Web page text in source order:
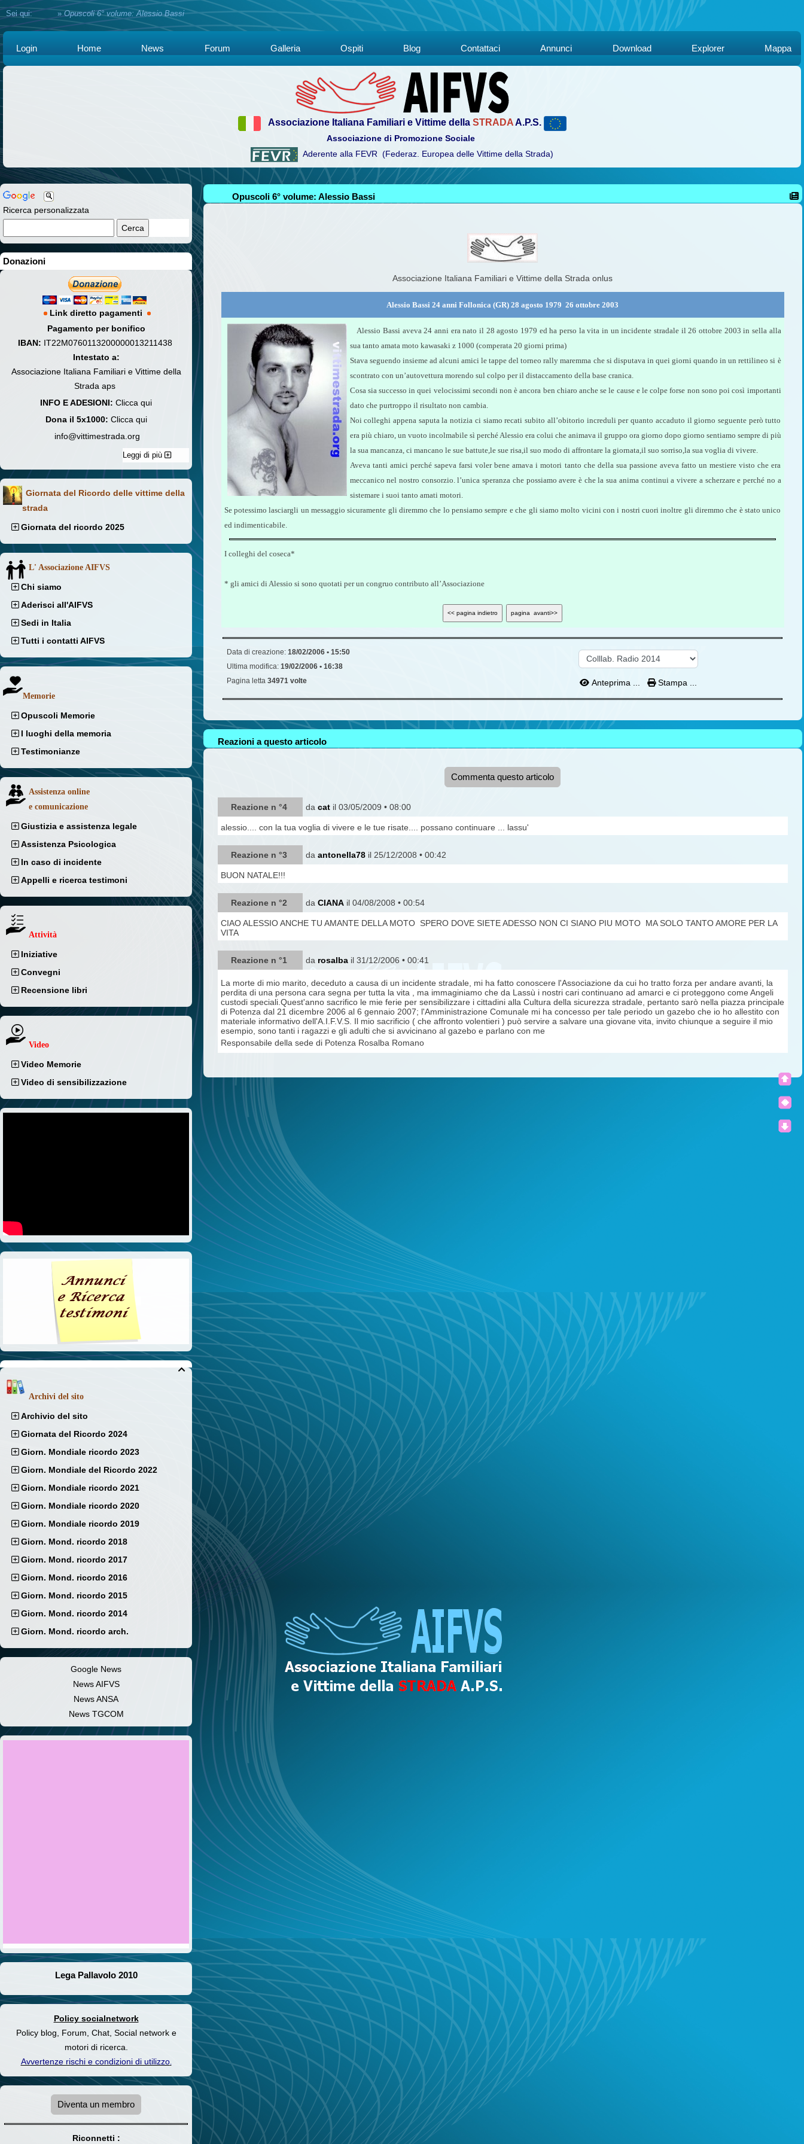
Sei qui:Home »Opuscoli 6° volume: Alessio Bassi
Login Home News Forum Galleria Ospiti Blog Contattaci Annunci Download Explorer Mappa
Associazione Italiana Familiari e Vittime della STRADAA.P.S.
Associazione di Promozione Sociale
Aderente alla FEVR (Federaz. Europea delle Vittime della Strada)
Ricerca personalizzata
Donazioni
Link diretto pagamenti
Pagamento per bonifico
IBAN: IT22M0760113200000013211438
Intestato a:
Associazione Italiana Familiari e Vittime della
Strada aps
INFO E ADESIONI: Clicca qui
Dona il 5x1000: Clicca qui
info@vittimestrada.org
Leggi di più
Giornata del Ricordo delle vittime della
strada
Giornata del ricordo 2025
L' Associazione AIFVS
Chi siamo
Aderisci all'AIFVS
Sedi in Italia
Tutti i contatti AIFVS
Memorie
Opuscoli Memorie
I luoghi della memoria
Testimonianze
Assistenza online
e comunicazione
Giustizia e assistenza legale
Assistenza Psicologica
In caso di incidente
Appelli e ricerca testimoni
Attività
Iniziative
Convegni
Recensione libri
Video
Video Memorie
Video di sensibilizzazione

Archivi del sito
Archivio del sito
Giornata del Ricordo 2024
Giorn. Mondiale ricordo 2023
Giorn. Mondiale del Ricordo 2022
Giorn. Mondiale ricordo 2021
Giorn. Mondiale ricordo 2020
Giorn. Mondiale ricordo 2019
Giorn. Mond. ricordo 2018
Giorn. Mond. ricordo 2017
Giorn. Mond. ricordo 2016
Giorn. Mond. ricordo 2015
Giorn. Mond. ricordo 2014
Giorn. Mond. ricordo arch.
Google News
News AIFVS
News ANSA
News TGCOM
Lega Pallavolo 2010
Policy socialnetwork
Policy blog, Forum, Chat, Social network e
motori di ricerca.
Avvertenze rischi e condizioni di utilizzo.
Diventa un membro
Riconnetti :
Opuscoli 6° volume: Alessio Bassi
Associazione Italiana Familiari e Vittime della Strada onlus
Alessio Bassi 24 anni Follonica (GR) 28 agosto 1979  26 ottobre 2003
Alessio Bassi aveva 24 anni era nato il 28 agosto 1979 ed ha perso la vita in un incidente stradale il 26 ottobre 2003 in sella alla
sua tanto amata moto kawasaki z 1000 (comperata 20 giorni prima)
Stava seguendo insieme ad alcuni amici le tappe del torneo rally maremma che si disputava in quei giorni quando in un rettilineo si è
scontrato con un’autovettura morendo sul colpo per il distaccamento della base cranica.
Cosa sia successo in quei velocissimi secondi non è ancora ben chiaro anche se le cause e le colpe forse non sono poi così importanti
dato che purtroppo il risultato non cambia.
Noi colleghi appena saputa la notizia ci siamo recati subito all’obitorio increduli per quanto accaduto il giorno seguente però tutto
era più chiaro, un vuoto incolmabile sì perché Alessio era colui che animava il gruppo ora giorno dopo giorno sentiamo sempre di più
la sua mancanza, ci mancano le sue battute,le sue risa,il suo modo di affrontare la giornata,il suo sorriso,la sua voglia di vivere.
Aveva tanti amici perché sapeva farsi voler bene amava i motori tanto che della sua passione aveva fatto un mestiere visto che era
meccanico nel nostro consorzio. l’unica speranza che possiamo avere è che la sua anima continui a vivere a scherzare e perché no a
sistemare i suoi tanto amati motori.
Se potessimo lasciargli un messaggio sicuramente gli diremmo che lo pensiamo sempre e che gli siamo molto vicini con i nostri cuori inoltre gli diremmo che è stato unico
ed indimenticabile.
I colleghi del coseca*
* gli amici di Alessio si sono quotati per un congruo contributo all’Associazione
Data di creazione: 18/02/2006 • 15:50
Ultima modifica: 19/02/2006 • 16:38
Pagina letta 34971 volte Anteprima ... Stampa ...
Reazioni a questo articolo
Commenta questo articolo
Reazione n °4 da cat il 03/05/2009 • 08:00
alessio.... con la tua voglia di vivere e le tue risate.... possano continuare ... lassu'
Reazione n °3 da antonella78 il 25/12/2008 • 00:42
BUON NATALE!!!
Reazione n °2 da CIANA il 04/08/2008 • 00:54
CIAO ALESSIO ANCHE TU AMANTE DELLA MOTO SPERO DOVE SIETE ADESSO NON CI SIANO PIU MOTO MA SOLO TANTO AMORE PER LA
VITA
Reazione n °1 da rosalba il 31/12/2006 • 00:41
La morte di mio marito, deceduto a causa di un incidente stradale, mi ha fatto conoscere l'Associazione da cui ho tratto forza per andare avanti, la
perdita di una persona cara segna per tutta la vita , ma immaginiamo che da Lassù i nostri cari continuano ad amarci e ci proteggono come Angeli
custodi speciali.Quest'anno sacrifico le mie ferie per sensibilizzare i cittadini alla Cultura della sicurezza stradale, pertanto sarò nella piazza principale
di Potenza dal 21 dicembre 2006 al 6 gennaio 2007; l'Amministrazione Comunale mi ha concesso per tale periodo un gazebo che io ho allestito con
materiale informativo dell'A.I.F.V.S. Il mio sacrificio ( che affronto volentieri ) può servire a salvare una giovane vita, invito chiunque a seguire il mio
esempio, sono tanti i ragazzi e gli adulti che si avvicinano al gazebo e parlano con me
Responsabile della sede di Potenza Rosalba Romano